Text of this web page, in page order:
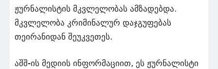
ჟურნალისტის მკვლელობას ამზადებდა.
მკვლელობა კრიმინალურ დაჯგუფებას
თეირანიდან შეუკვეთეს.
აშშ-ის მედიის ინფორმაციით, ეს ჟურნალისტი